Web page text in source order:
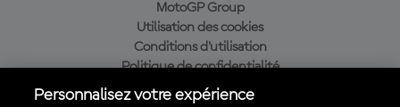
MotoGP Group
Utilisation des cookies
Conditions d'utilisation
Politique de confidentialité
Politique d’achat
Personnalisez votre expérience